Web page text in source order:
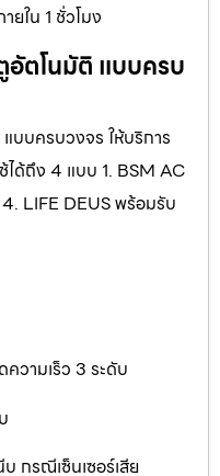
ใน 1 ชั่วโมง
อัตโนมัติ แบบครบ
บบครบวงจร ให้บริการ
ได้ถึง 4 แบบ 1. BSM AC
LIFE DEUS พร้อมรับ
วามเร็ว 3 ระดับ
กรณีเซ็นเซอร์เสีย